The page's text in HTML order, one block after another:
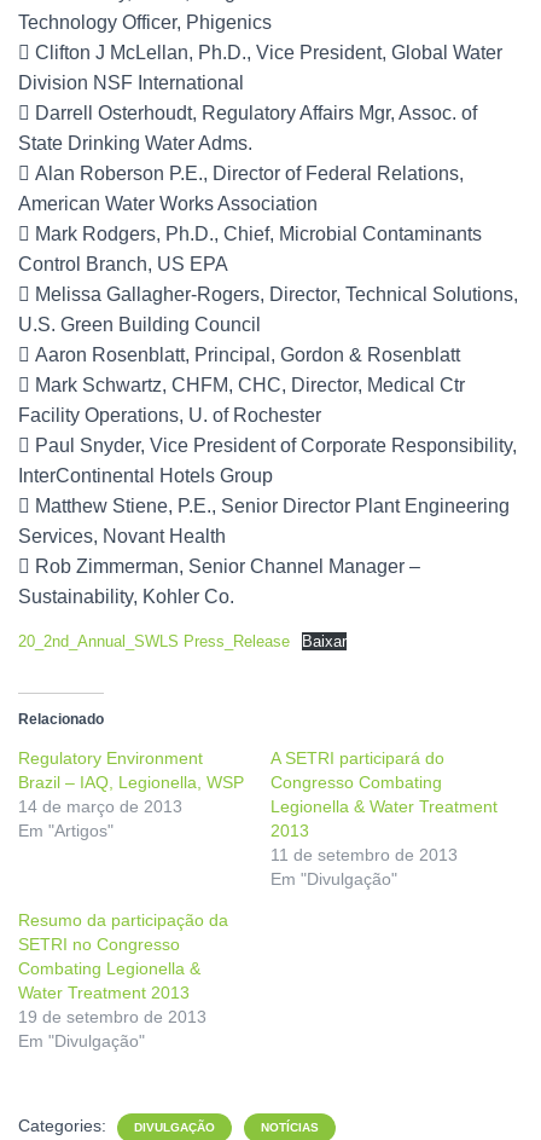
Technology Officer, Phigenics
 Clifton J McLellan, Ph.D., Vice President, Global Water
Division NSF International
 Darrell Osterhoudt, Regulatory Affairs Mgr, Assoc. of
State Drinking Water Adms.
 Alan Roberson P.E., Director of Federal Relations,
American Water Works Association
 Mark Rodgers, Ph.D., Chief, Microbial Contaminants
Control Branch, US EPA
 Melissa Gallagher-Rogers, Director, Technical Solutions,
U.S. Green Building Council
 Aaron Rosenblatt, Principal, Gordon & Rosenblatt
 Mark Schwartz, CHFM, CHC, Director, Medical Ctr
Facility Operations, U. of Rochester
 Paul Snyder, Vice President of Corporate Responsibility,
InterContinental Hotels Group
 Matthew Stiene, P.E., Senior Director Plant Engineering
Services, Novant Health
 Rob Zimmerman, Senior Channel Manager –
Sustainability, Kohler Co.
20_2nd_Annual_SWLS Press_Release Baixar
Relacionado
Regulatory Environment
Brazil – IAQ, Legionella, WSP
14 de março de 2013
Em "Artigos"
A SETRI participará do
Congresso Combating
Legionella & Water Treatment
2013
11 de setembro de 2013
Em "Divulgação"
Resumo da participação da
SETRI no Congresso
Combating Legionella &
Water Treatment 2013
19 de setembro de 2013
Em "Divulgação"
Categories: DIVULGAÇÃO NOTÍCIAS